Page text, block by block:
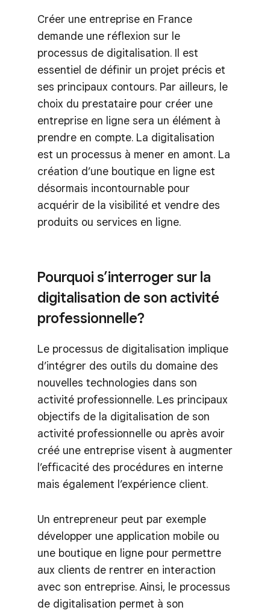
Créer une entreprise en France
demande une réflexion sur le
processus de digitalisation. Il est
essentiel de définir un projet précis et
ses principaux contours. Par ailleurs, le
choix du prestataire pour créer une
entreprise en ligne sera un élément à
prendre en compte. La digitalisation
est un processus à mener en amont. La
création d’une boutique en ligne est
désormais incontournable pour
acquérir de la visibilité et vendre des
produits ou services en ligne.
Pourquoi s’interroger sur la
digitalisation de son activité
professionnelle?
Le processus de digitalisation implique
d’intégrer des outils du domaine des
nouvelles technologies dans son
activité professionnelle. Les principaux
objectifs de la digitalisation de son
activité professionnelle ou après avoir
créé une entreprise visent à augmenter
l’efficacité des procédures en interne
mais également l’expérience client.
Un entrepreneur peut par exemple
développer une application mobile ou
une boutique en ligne pour permettre
aux clients de rentrer en interaction
avec son entreprise. Ainsi, le processus
de digitalisation permet à son